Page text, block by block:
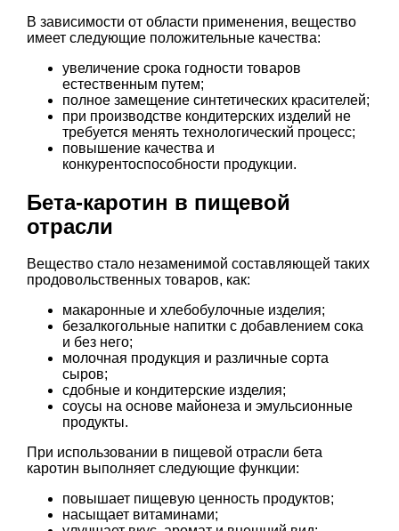
В зависимости от области применения, вещество
имеет следующие положительные качества:
увеличение срока годности товаров
естественным путем;
полное замещение синтетических красителей;
при производстве кондитерских изделий не
требуется менять технологический процесс;
повышение качества и
конкурентоспособности продукции.
Бета-каротин в пищевой
отрасли
Вещество стало незаменимой составляющей таких
продовольственных товаров, как:
макаронные и хлебобулочные изделия;
безалкогольные напитки с добавлением сока
и без него;
молочная продукция и различные сорта
сыров;
сдобные и кондитерские изделия;
соусы на основе майонеза и эмульсионные
продукты.
При использовании в пищевой отрасли бета
каротин выполняет следующие функции:
повышает пищевую ценность продуктов;
насыщает витаминами;